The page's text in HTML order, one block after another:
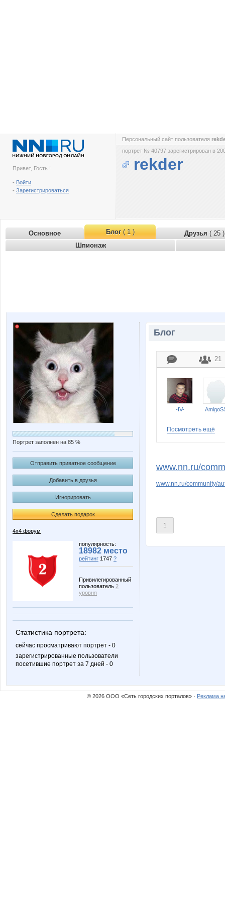
Привет, Гость !
- Войти
- Зарегистрироваться
Персональный сайт пользователя
портрет № 40797 зарегистрирован в
rekder
Основное Блог( 1 ) Друзья ( 25 )
Шпионаж
Портрет заполнен на 85 %
Отправить приватное сообщение
Добавить в друзья
Игнорировать
Сделать подарок
4х4 форум
популярность:
18982 место
рейтинг 1747 ?
Привилегированный
пользователь 2
уровня
Статистика портрета:
сейчас просматривают портрет - 0
зарегистрированные пользователи
посетившие портрет за 7 дней - 0
Блог
21
-IV-
Посмотреть ещё
www.nn.ru/
www.nn.ru/community/
1
© 2026 ООО «Сеть городских порталов» · Реклама